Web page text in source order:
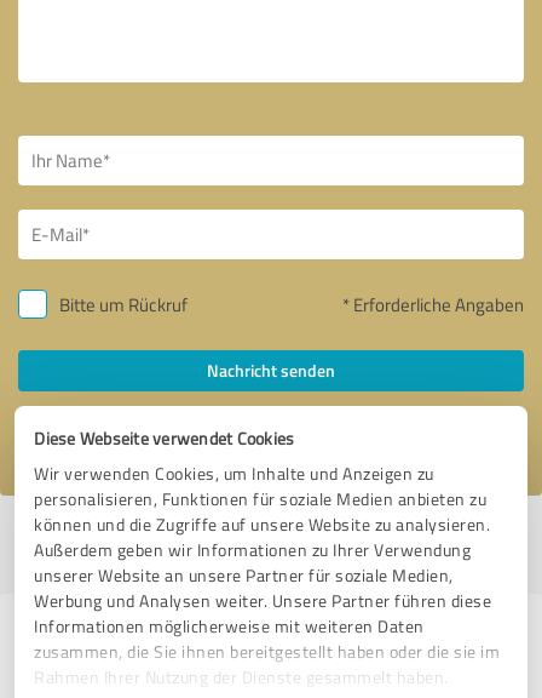
Diese Webseite verwendet Cookies
Wir verwenden Cookies, um Inhalte und Anzeigen zu
personalisieren, Funktionen für soziale Medien anbieten zu
können und die Zugriffe auf unsere Website zu analysieren.
Außerdem geben wir Informationen zu Ihrer Verwendung
unserer Website an unsere Partner für soziale Medien,
Werbung und Analysen weiter. Unsere Partner führen diese
Informationen möglicherweise mit weiteren Daten
zusammen, die Sie ihnen bereitgestellt haben oder die sie im
Rahmen Ihrer Nutzung der Dienste gesammelt haben.
Bitte um Rückruf * Erforderliche Angaben
Nachricht senden
Ich stimme denDatenschutzbestimmungen
Profil aktiv seit 12.07.2020 |Letzte Aktualisierung: 31.01.2021|Profil
melden
Erfahrungen zu weiteren
Anbietern aus dem Bereich